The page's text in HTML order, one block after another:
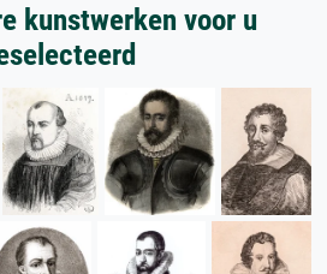
kunstwerken voor u